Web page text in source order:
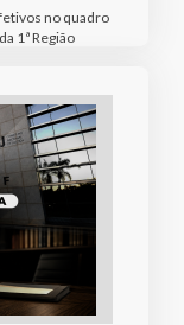
no quadro
1ª Região